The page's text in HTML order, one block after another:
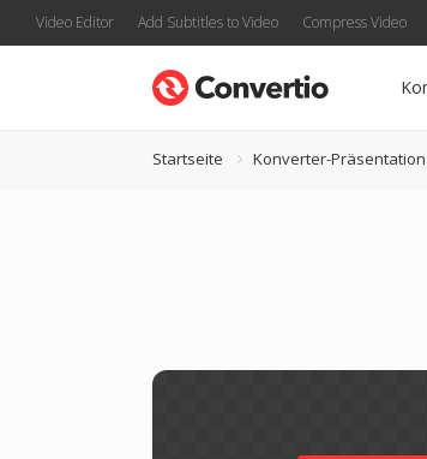
Video Editor Add Subtitles to Video Compress Video
Startseite Konverter-Präsentation